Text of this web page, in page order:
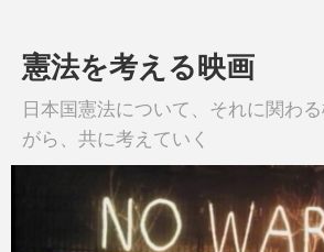
憲法を考える映画
日本国憲法について、それに関わ
がら、共に考えていく